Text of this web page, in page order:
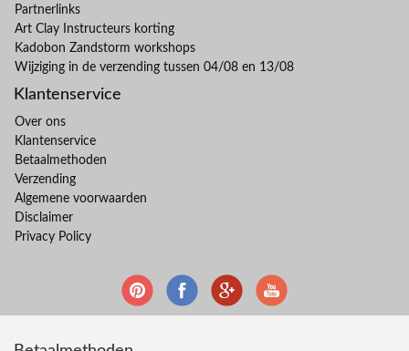
Partnerlinks
Art Clay Instructeurs korting
Kadobon Zandstorm workshops
Wijziging in de verzending tussen 04/08 en 13/08
Klantenservice
Over ons
Klantenservice
Betaalmethoden
Verzending
Algemene voorwaarden
Disclaimer
Privacy Policy